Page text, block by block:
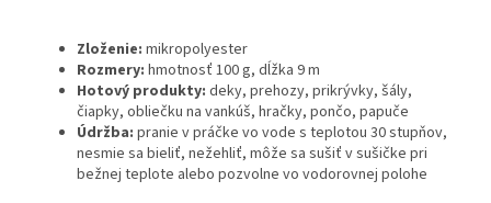
Zloženie: mikropolyester
Rozmery: hmotnosť 100 g, dĺžka 9 m
Hotový produkty: deky, prehozy, prikrývky, šály,
čiapky, obliečku na vankúš, hračky, pončo, papuče
Údržba: pranie v práčke vo vode s teplotou 30 stupňov,
nesmie sa bieliť, nežehliť, môže sa sušiť v sušičke pri
bežnej teplote alebo pozvolne vo vodorovnej polohe